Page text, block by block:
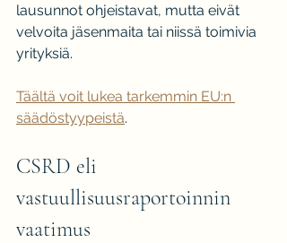
lausunnot ohjeistavat, mutta eivät
velvoita jäsenmaita tai niissä toimivia
yrityksiä.
Täältä voit lukea tarkemmin EU:n
säädöstyypeistä.
CSRD eli
vastuullisuusraportoinnin
vaatimus